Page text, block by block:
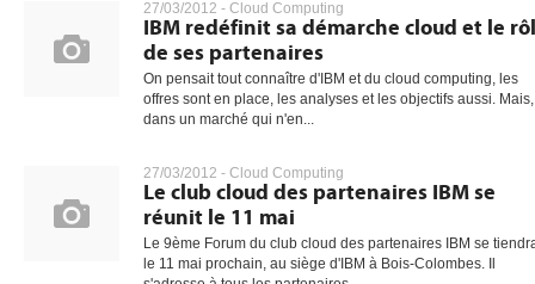
27/03/2012 - Cloud Computing
IBM redéfinit sa démarche cloud et le
de ses partenaires
On pensait tout connaître d'IBM et du cloud computing, les
offres sont en place, les analyses et les objectifs aussi. Mais,
dans un marché qui n'en...
27/03/2012 - Cloud Computing
Le club cloud des partenaires IBM se
réunit le 11 mai
Le 9ème Forum du club cloud des partenaires IBM se
le 11 mai prochain, au siège d'IBM à Bois-Colombes. Il